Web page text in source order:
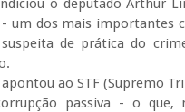
o deputado Arthur
- um dos mais importantes
de prática do
ao STF (Supremo
passiva - o